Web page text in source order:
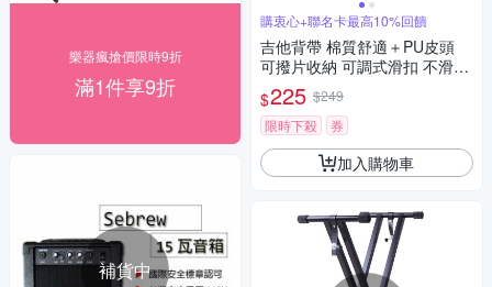
樂器瘋搶價限時9折
滿1件享9折
補貨中
購衷心+聯名卡最高10%回饋
吉他背帶 棉質舒適＋PU皮頭
可撥片收納 可調式滑扣 不滑動
不卡頓
$225 $249
限時下殺
券
加入購物車